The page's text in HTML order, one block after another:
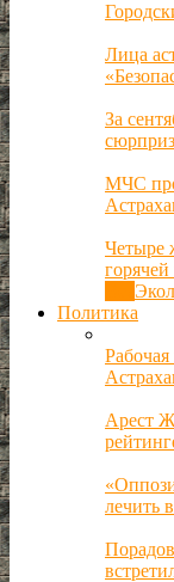
Лица
За
МЧС
Четыре
Политика
Арест
лечить